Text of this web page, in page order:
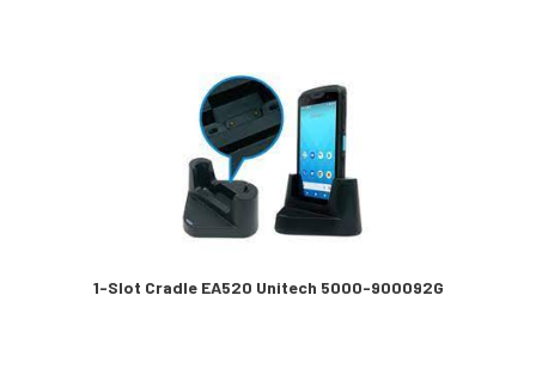
1-Slot Cradle EA520 Unitech 5000-900092G